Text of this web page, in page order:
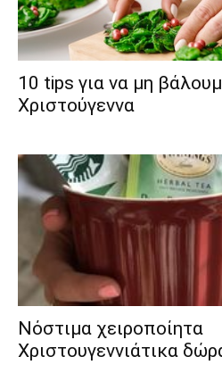
10 tips για να μη
Χριστούγεννα
Νόστιμα χειροποίητα
Χριστουγεννιάτικα